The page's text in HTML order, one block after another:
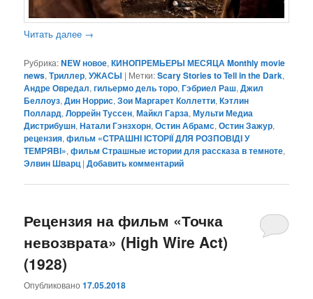
Читать далее →
Рубрика:NEW новое,КИНОПРЕМЬЕРЫ МЕСЯЦА Monthly movie
news,Триллер,УЖАСЫ | Метки:Scary Stories to Tell in the Dark,
Андре Овредал,гильермо дель торо,Гэбриел Раш,Джил
Беллоуз,Дин Норрис,Зои Маргарет Коллетти,Кэтлин
Поллард,Лоррейн Туссен,Майкл Гарза,Мульти Медиа
Дистрибушн,Натали Гэнзхорн,Остин Абрамс,Остин Зажур,
рецензия,фильм «СТРАШНІ ІСТОРІЇ ДЛЯ РОЗПОВІДІ У
ТЕМРЯВІ»,фильм Страшные истории для рассказа в темноте,
Элвин Шварц |Добавить комментарий
Рецензия на фильм «Точка
невозврата» (High Wire Act)
(1928)
Опубликовано17.05.2018